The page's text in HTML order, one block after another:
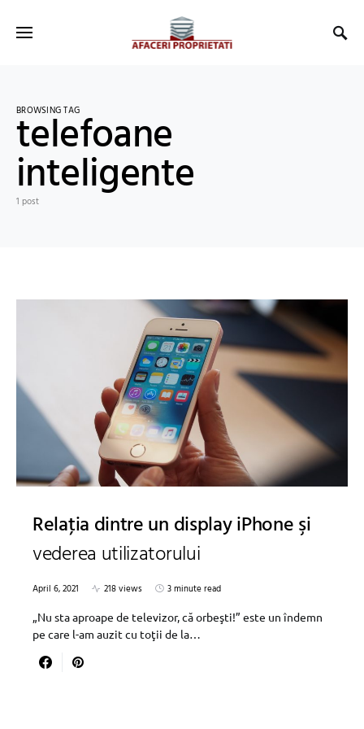
BROWSING TAG
telefoane
inteligente
1 post
Relaţia dintre un display iPhone şi
vederea utilizatorului
April 6, 2021 218 views
3 minute read
„Nu sta aproape de televizor, că orbeşti!” este un îndemn
pe care l-am auzit cu toţii de la…